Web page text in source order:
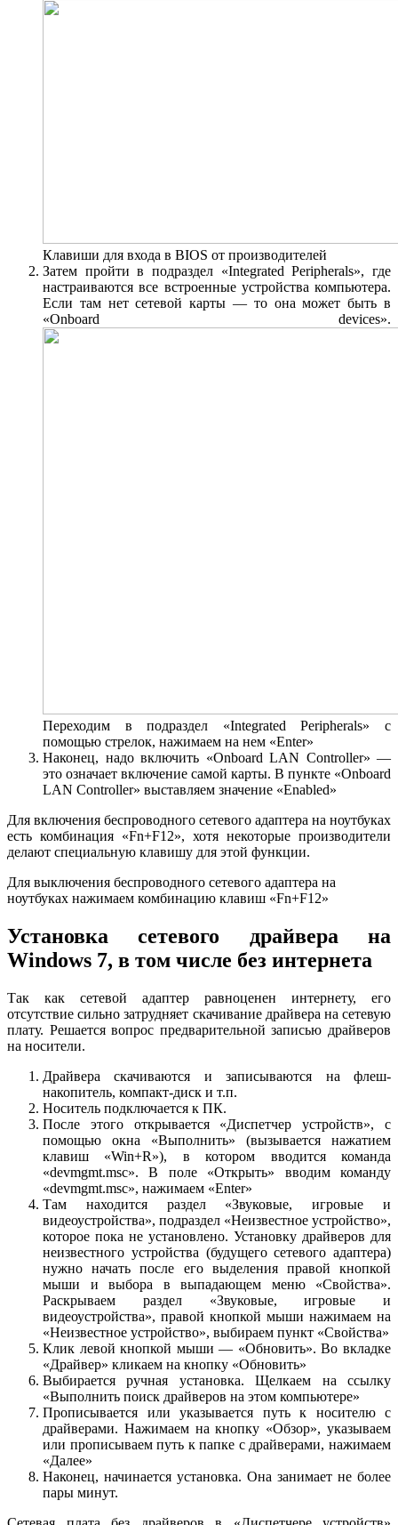
Клавиши для входа в BIOS от производителей
Затем пройти в подраздел «Integrated Peripherals», где
настраиваются все встроенные устройства компьютера.
Если там нет сетевой карты — то она может быть в
«Onboard devices».
Переходим в подраздел «Integrated Peripherals» с
помощью стрелок, нажимаем на нем «Enter»
Наконец, надо включить «Onboard LAN Controller» —
это означает включение самой карты. В пункте «Onboard
LAN Controller» выставляем значение «Enabled»
Для включения беспроводного сетевого адаптера на ноутбуках
есть комбинация «Fn+F12», хотя некоторые производители
делают специальную клавишу для этой функции.
Для выключения беспроводного сетевого адаптера на
ноутбуках нажимаем комбинацию клавиш «Fn+F12»
Установка сетевого драйвера на
Windows 7, в том числе без интернета
Так как сетевой адаптер равноценен интернету, его
отсутствие сильно затрудняет скачивание драйвера на сетевую
плату. Решается вопрос предварительной записью драйверов
на носители.
Драйвера скачиваются и записываются на флеш-
накопитель, компакт-диск и т.п.
Носитель подключается к ПК.
После этого открывается «Диспетчер устройств», с
помощью окна «Выполнить» (вызывается нажатием
клавиш «Win+R»), в котором вводится команда
«devmgmt.msc». В поле «Открыть» вводим команду
«devmgmt.msc», нажимаем «Enter»
Там находится раздел «Звуковые, игровые и
видеоустройства», подраздел «Неизвестное устройство»,
которое пока не установлено. Установку драйверов для
неизвестного устройства (будущего сетевого адаптера)
нужно начать после его выделения правой кнопкой
мыши и выбора в выпадающем меню «Свойства».
Раскрываем раздел «Звуковые, игровые и
видеоустройства», правой кнопкой мыши нажимаем на
«Неизвестное устройство», выбираем пункт «Свойства»
Клик левой кнопкой мыши — «Обновить». Во вкладке
«Драйвер» кликаем на кнопку «Обновить»
Выбирается ручная установка. Щелкаем на ссылку
«Выполнить поиск драйверов на этом компьютере»
Прописывается или указывается путь к носителю с
драйверами. Нажимаем на кнопку «Обзор», указываем
или прописываем путь к папке с драйверами, нажимаем
«Далее»
Наконец, начинается установка. Она занимает не более
пары минут.